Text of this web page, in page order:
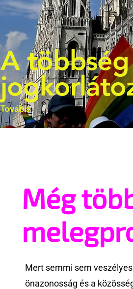
A
Tovább
Még
Mert semmi sem
önazonosság és a